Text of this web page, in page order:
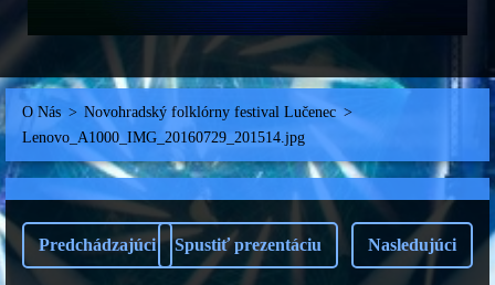
O Nás > Novohradský folklórny festival Lučenec >
Lenovo_A1000_IMG_20160729_201514.jpg
Predchádzajúci Spustiť prezentáciu Nasledujúci